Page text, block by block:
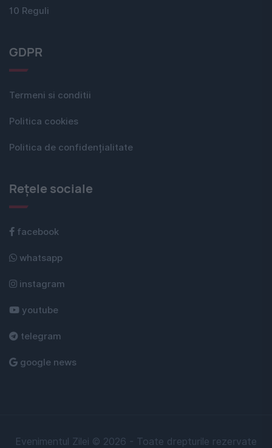
10 Reguli
GDPR
Termeni si conditii
Politica cookies
Politica de confidențialitate
Rețele sociale
facebook
whatsapp
instagram
youtube
telegram
google news
Evenimentul Zilei © 2026 - Toate drepturile rezervate